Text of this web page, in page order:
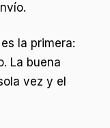
la primera:
La buena
vez y el